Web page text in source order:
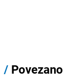
/ Povezano